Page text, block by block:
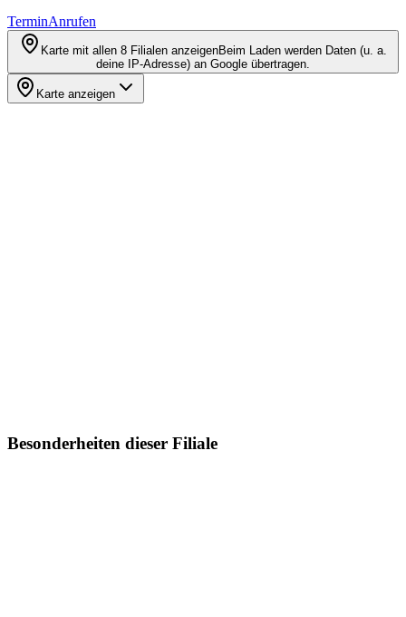
TerminAnrufen
Karte mit allen 8 Filialen anzeigenBeim Laden werden Daten (u. a.
deine IP-Adresse) an Google übertragen.
Karte anzeigen
Besonderheiten dieser Filiale